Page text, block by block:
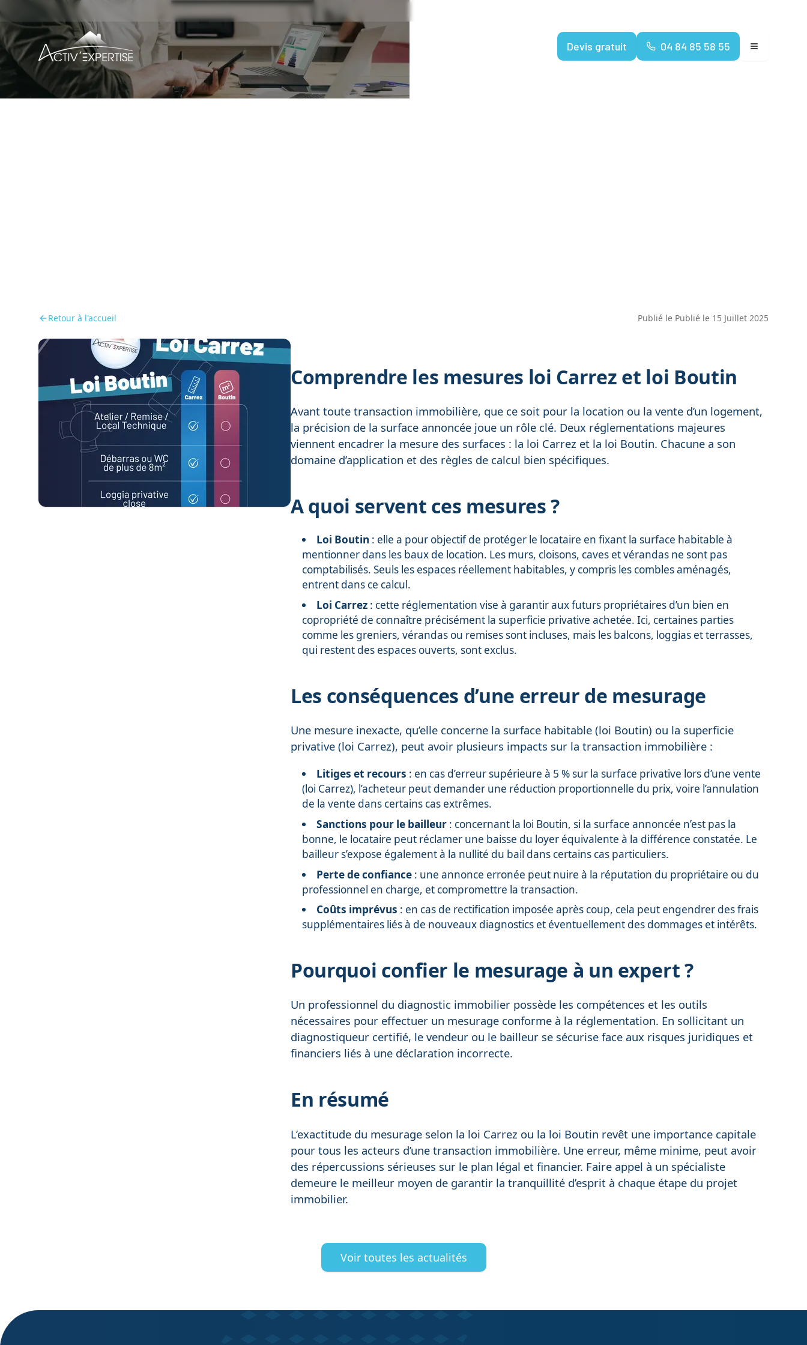
Devis gratuit 04 84 85 58 55
Retour à l'accueil Publié le Publié le 15 Juillet 2025
Comprendre les mesures loi Carrez et loi Boutin
Avant toute transaction immobilière, que ce soit pour la location ou la vente d’un logement,
la précision de la surface annoncée joue un rôle clé. Deux réglementations majeures
viennent encadrer la mesure des surfaces : la loi Carrez et la loi Boutin. Chacune a son
domaine d’application et des règles de calcul bien spécifiques.
A quoi servent ces mesures ?
Loi Boutin : elle a pour objectif de protéger le locataire en fixant la surface habitable à
mentionner dans les baux de location. Les murs, cloisons, caves et vérandas ne sont pas
comptabilisés. Seuls les espaces réellement habitables, y compris les combles aménagés,
entrent dans ce calcul.
Loi Carrez : cette réglementation vise à garantir aux futurs propriétaires d’un bien en
copropriété de connaître précisément la superficie privative achetée. Ici, certaines parties
comme les greniers, vérandas ou remises sont incluses, mais les balcons, loggias et terrasses,
qui restent des espaces ouverts, sont exclus.
Les conséquences d’une erreur de mesurage
Une mesure inexacte, qu’elle concerne la surface habitable (loi Boutin) ou la superficie
privative (loi Carrez), peut avoir plusieurs impacts sur la transaction immobilière :
Litiges et recours : en cas d’erreur supérieure à 5 % sur la surface privative lors d’une vente
(loi Carrez), l’acheteur peut demander une réduction proportionnelle du prix, voire l’annulation
de la vente dans certains cas extrêmes.
Sanctions pour le bailleur : concernant la loi Boutin, si la surface annoncée n’est pas la
bonne, le locataire peut réclamer une baisse du loyer équivalente à la différence constatée. Le
bailleur s’expose également à la nullité du bail dans certains cas particuliers.
Perte de confiance : une annonce erronée peut nuire à la réputation du propriétaire ou du
professionnel en charge, et compromettre la transaction.
Coûts imprévus : en cas de rectification imposée après coup, cela peut engendrer des frais
supplémentaires liés à de nouveaux diagnostics et éventuellement des dommages et intérêts.
Pourquoi confier le mesurage à un expert ?
Un professionnel du diagnostic immobilier possède les compétences et les outils
nécessaires pour effectuer un mesurage conforme à la réglementation. En sollicitant un
diagnostiqueur certifié, le vendeur ou le bailleur se sécurise face aux risques juridiques et
financiers liés à une déclaration incorrecte.
En résumé
L’exactitude du mesurage selon la loi Carrez ou la loi Boutin revêt une importance capitale
pour tous les acteurs d’une transaction immobilière. Une erreur, même minime, peut avoir
des répercussions sérieuses sur le plan légal et financier. Faire appel à un spécialiste
demeure le meilleur moyen de garantir la tranquillité d’esprit à chaque étape du projet
immobilier.
Voir toutes les actualités